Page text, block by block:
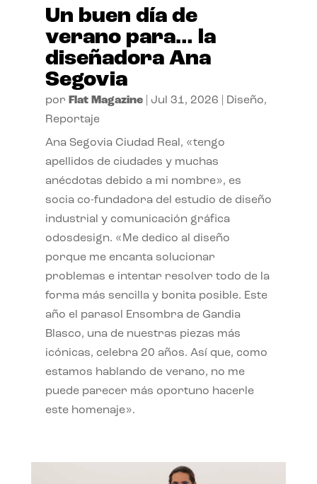
Un buen día de
verano para… la
diseñadora Ana
Segovia
por Flat Magazine| Jul 31, 2026 Diseño,
Reportaje
Ana Segovia Ciudad Real, «tengo
apellidos de ciudades y muchas
anécdotas debido a mi nombre», es
socia co-fundadora del estudio de diseño
industrial y comunicación gráfica
odosdesign. «Me dedico al diseño
porque me encanta solucionar
problemas e intentar resolver todo de la
forma más sencilla y bonita posible. Este
año el parasol Ensombra de Gandia
Blasco, una de nuestras piezas más
icónicas, celebra 20 años. Así que, como
estamos hablando de verano, no me
puede parecer más oportuno hacerle
este homenaje».